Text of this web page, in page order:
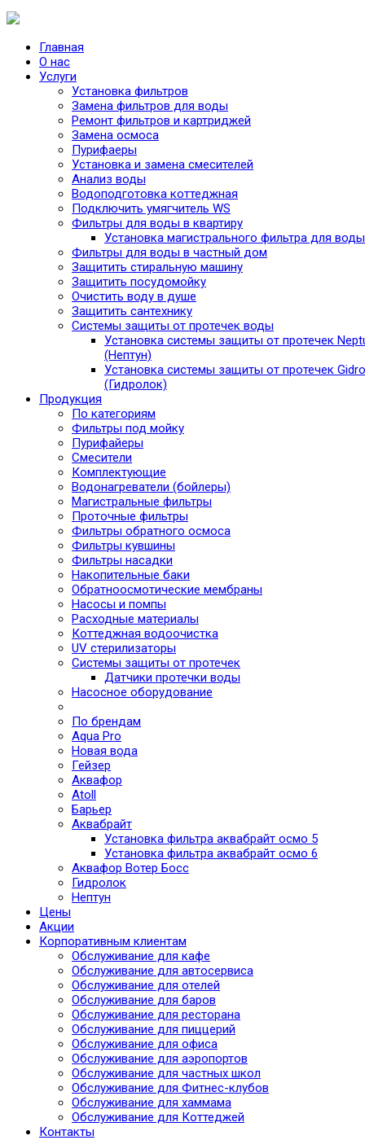
Главная
О нас
Услуги
Установка фильтров
Замена фильтров для воды
Ремонт фильтров и картриджей
Замена осмоса
Пурифаеры
Установка и замена смесителей
Анализ воды
Водоподготовка коттеджная
Подключить умягчитель WS
Фильтры для воды в квартиру
Установка магистрального фильтра для воды
Фильтры для воды в частный дом
Защитить стиральную машину
Защитить посудомойку
Очистить воду в душе
Защитить сантехнику
Системы защиты от протечек воды
Установка системы защиты от протечек
(Нептун)
Установка системы защиты от протечек
(Гидролок)
Продукция
По категориям
Фильтры под мойку
Пурифайеры
Смесители
Комплектующие
Водонагреватели (бойлеры)
Магистральные фильтры
Проточные фильтры
Фильтры обратного осмоса
Фильтры кувшины
Фильтры насадки
Накопительные баки
Обратноосмотические мембраны
Насосы и помпы
Расходные материалы
Коттеджная водоочистка
UV стерилизаторы
Системы защиты от протечек
Датчики протечки воды
Насосное оборудование
По брендам
Aqua Pro
Новая вода
Гейзер
Аквафор
Atoll
Барьер
Аквабрайт
Установка фильтра аквабрайт осмо 5
Установка фильтра аквабрайт осмо 6
Аквафор Вотер Босс
Гидролок
Нептун
Цены
Акции
Корпоративным клиентам
Обслуживание для кафе
Обслуживание для автосервиса
Обслуживание для отелей
Обслуживание для баров
Обслуживание для ресторана
Обслуживание для пиццерий
Обслуживание для офиса
Обслуживание для аэропортов
Обслуживание для частных школ
Обслуживание для Фитнес-клубов
Обслуживание для хаммама
Обслуживание для Коттеджей
Контакты